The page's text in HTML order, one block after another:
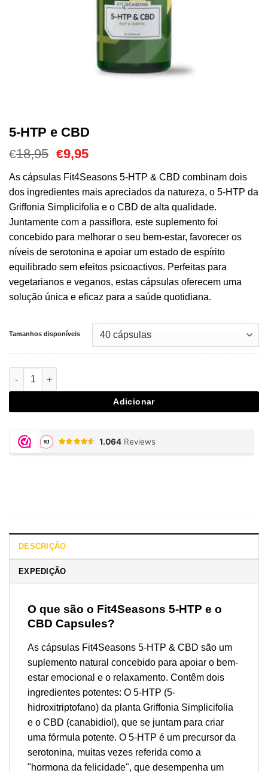
5-HTP e CBD
€18,95 O
original
era:
€18,95.
€9,95O
atual
é:
€9,95.
As cápsulas Fit4Seasons 5-HTP & CBD combinam dois
dos ingredientes mais apreciados da natureza, o 5-HTP da
Griffonia Simplicifolia e o CBD de alta qualidade.
Juntamente com a passiflora, este suplemento foi
concebido para melhorar o seu bem-estar, favorecer os
níveis de serotonina e apoiar um estado de espírito
equilibrado sem efeitos psicoactivos. Perfeitas para
vegetarianos e veganos, estas cápsulas oferecem uma
solução única e eficaz para a saúde quotidiana.
Tamanhos disponíveis
Quantidade de 5-HTP and CBD
Adicionar
DESCRIÇÃO
EXPEDIÇÃO
O que são o Fit4Seasons 5-HTP e o
CBD Capsules?
As cápsulas Fit4Seasons 5-HTP & CBD são um
suplemento natural concebido para apoiar o bem-
estar emocional e o relaxamento. Contêm dois
ingredientes potentes: O 5-HTP (5-
hidroxitriptofano) da planta Griffonia Simplicifolia
e o CBD (canabidiol), que se juntam para criar
uma fórmula potente. O 5-HTP é um precursor da
serotonina, muitas vezes referida como a
"hormona da felicidade", que desempenha um